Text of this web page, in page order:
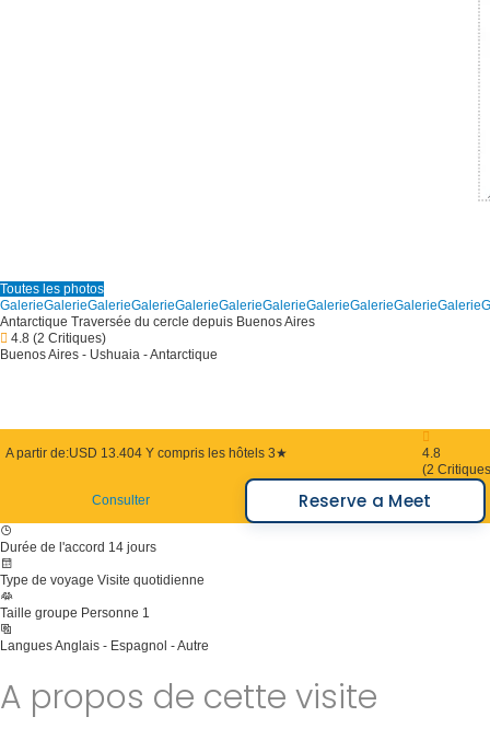
Toutes les photos
GalerieGalerieGalerieGalerieGalerieGalerieGalerieGalerieGalerieGalerieGalerie
Antarctique Traversée du cercle depuis Buenos Aires
4.8 (2 Critiques)
Buenos Aires - Ushuaia - Antarctique
A partir de:USD 13.404 Y compris les hôtels 3★
4.8
(2
Consulter
Reserve a Meet
Durée de l'accord 14 jours
Type de voyage Visite quotidienne
Taille groupe Personne 1
LanguesAnglais - Espagnol - Autre
A propos de cette visite